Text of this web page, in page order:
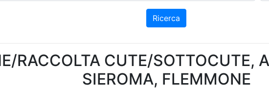
Ricerca
RACCOLTA CUTE/SOTTOCUTE,
SIEROMA, FLEMMONE